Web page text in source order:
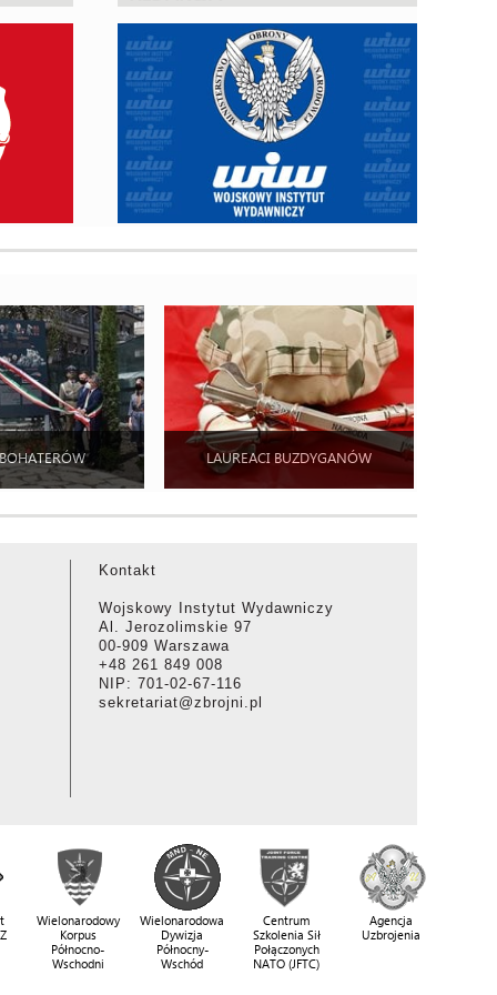
LAUREACI BUZDYGANÓW
Kontakt
Wojskowy Instytut Wydawniczy
Al. Jerozolimskie 97
00-909 Warszawa
+48 261 849 008
NIP: 701-02-67-116
sekretariat@zbrojni.pl
Wielonarodowy
Korpus
Północno-
Wschodni
Wielonarodowa
Dywizja
Północny-
Wschód
Centrum
Szkolenia Sił
Połączonych
NATO (JFTC)
Agencja
Uzbrojenia